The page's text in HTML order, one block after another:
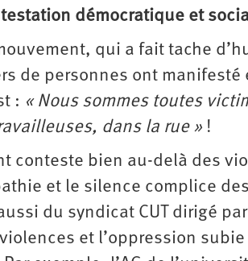
démocratique et
qui a fait tache
de personnes ont manifesté
: « Nous sommes toutes
dans la rue » !
conteste bien au-delà des
et le silence complice
du syndicat CUT dirigé
et l’oppression